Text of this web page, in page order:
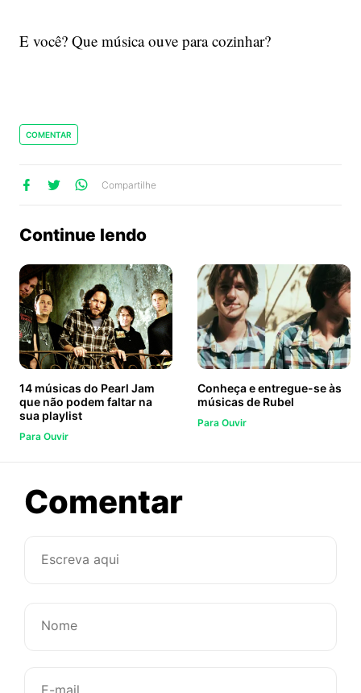
E você? Que música ouve para cozinhar?
COMENTAR
Compartilhe
Continue lendo
14 músicas do Pearl Jam
que não podem faltar na
sua playlist
Para Ouvir
Conheça e entregue-se às
músicas de Rubel
Para Ouvir
Comentarsobre